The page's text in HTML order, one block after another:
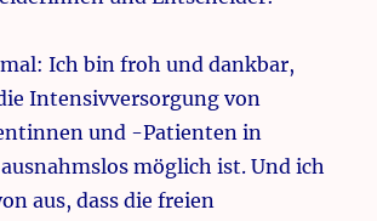
Ich bin froh und dankbar,
Intensivversorgung von
und -Patienten in
möglich ist. Und ich
aus, dass die freien